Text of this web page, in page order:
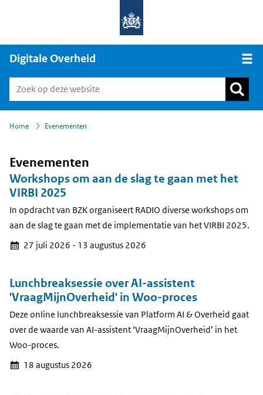
Digitale Overheid
Home
› Evenementen
Evenementen
Workshops om aan de slag te gaan met het
VIRBI 2025
In opdracht van BZK organiseert RADIO diverse workshops om
aan de slag te gaan met de implementatie van het VIRBI 2025.
27 juli 2026 - 13 augustus 2026
Lunchbreaksessie over AI-assistent
'VraagMijnOverheid' in Woo-proces
Deze online lunchbreaksessie van Platform AI & Overheid gaat
over de waarde van AI-assistent ‘VraagMijnOverheid’ in het
Woo-proces.
18 augustus 2026